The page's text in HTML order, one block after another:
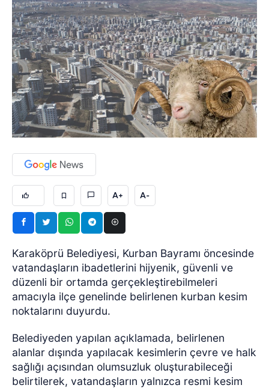
A+ A-
Karaköprü Belediyesi, Kurban Bayramı öncesinde
vatandaşların ibadetlerini hijyenik, güvenli ve
düzenli bir ortamda gerçekleştirebilmeleri
amacıyla ilçe genelinde belirlenen kurban kesim
noktalarını duyurdu.
Belediyeden yapılan açıklamada, belirlenen
alanlar dışında yapılacak kesimlerin çevre ve halk
sağlığı açısından olumsuzluk oluşturabileceği
belirtilerek, vatandaşların yalnızca resmi kesim